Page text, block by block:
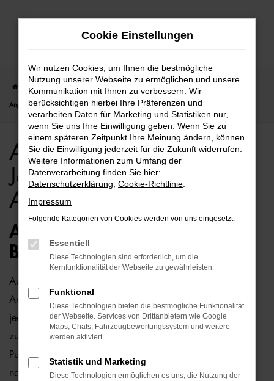
Zum
Startseite Bielefeld Audi Audi A4 für Bielefeld Jahreswagen Top
Angebote
Audi A4 für Bielefeld
Jahreswagen Top
Angebote
AUDI A4 JAHRESWAGEN –
BESTENS MOBIL IN BIELEFELD
Audi A4 Jahreswagen sind ein echter Preishit für Bielefeld.
Angeboten werden Fahrzeuge, die zwar gebraucht sind,
jedoch erst vor maximal zwölf Monaten zum ersten Mal
zugelassen wurden. Fast noch neu trifft es ebenfalls auf den
Punkt, denn Mängel stellen wir in unserer Meisterwerkstatt
nahezu nie fest. Dennoch kontrollieren wir jeden Audi A4
Cookie Einstellungen
Wir nutzen Cookies, um Ihnen die bestmögliche
Nutzung unserer Webseite zu ermöglichen und unsere
Kommunikation mit Ihnen zu verbessern. Wir
berücksichtigen hierbei Ihre Präferenzen und
verarbeiten Daten für Marketing und Statistiken nur,
wenn Sie uns Ihre Einwilligung geben. Wenn Sie zu
einem späteren Zeitpunkt Ihre Meinung ändern, können
Sie die Einwilligung jederzeit für die Zukunft widerrufen.
Weitere Informationen zum Umfang der
Datenverarbeitung finden Sie hier:
Datenschutzerklärung Cookie-Richtlinie
Impressum
Folgende Kategorien von Cookies werden von uns eingesetzt:
Essentiell
Diese Technologien sind erforderlich, um die
Kernfunktionalität der Webseite zu gewährleisten.
Funktional
Diese Technologien bieten die bestmögliche Funktionalität
der Webseite. Services von Drittanbietern wie Google
Maps, Chats, Fahrzeugbewertungssystem und weitere
werden aktiviert.
Statistik und Marketing
Diese Technologien ermöglichen es uns, die Nutzung der